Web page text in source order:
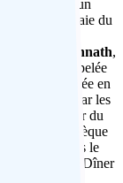
, un
sur la baie du
à l’hôtel.
temple Jagannath,
annuelle appelée
est portée en
poussés par les
à l’intérieur du
la bibliothèque
fermée mais le
à l’extérieur.) Dîner